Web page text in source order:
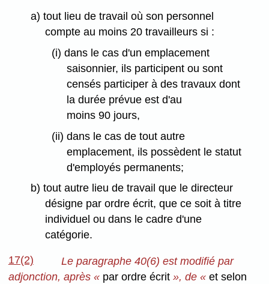
a) tout lieu de travail où son personnel
compte au moins 20 travailleurs si :
(i) dans le cas d'un emplacement
saisonnier, ils participent ou sont
censés participer à des travaux dont
la durée prévue est d'au
moins 90 jours,
(ii) dans le cas de tout autre
emplacement, ils possèdent le statut
d'employés permanents;
b) tout autre lieu de travail que le directeur
désigne par ordre écrit, que ce soit à titre
individuel ou dans le cadre d'une
catégorie.
17(2)
Le paragraphe 40(6) est modifié par
adjonction, après «par ordre écrit », de «et selon